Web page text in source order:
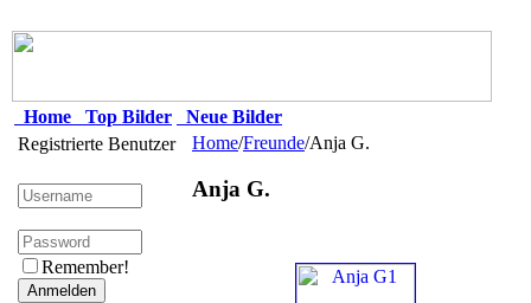
Home Top Bilder
Neue Bilder
Registrierte Benutzer
Remember!
Home/Freunde/Anja G.
Anja G.